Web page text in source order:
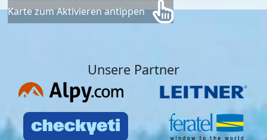
Karte zum Aktivieren antippen
Unsere Partner